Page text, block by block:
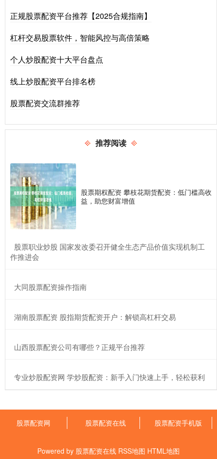
正规股票配资平台推荐【2025合规指南】
杠杆交易股票软件，智能风控与高倍策略
个人炒股配资十大平台盘点
线上炒股配资平台排名榜
股票配资交流群推荐
推荐阅读
股票期权配资 攀枝花期货配资：低门槛高收
益，助您财富增值
​股票职业炒股 国家发改委召开健全生态产品价值实现机制工
作推进会
​大同股票配资操作指南
​湖南股票配资 股指期货配资开户：解锁高杠杆交易
​山西股票配资公司有哪些？正规平台推荐
​专业炒股配资网 学炒股配资：新手入门快速上手，轻松获利
股票配资网 股票配资在线 股票配资手机版
Powered by 股票配资在线 RSS地图 HTML地图